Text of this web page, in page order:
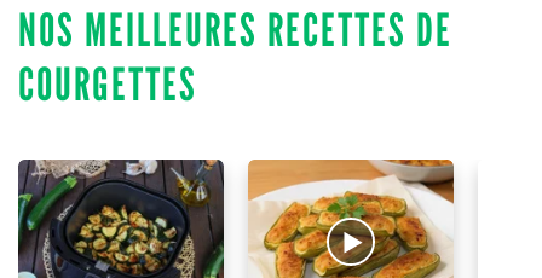
NOS MEILLEURES RECETTES DE
COURGETTES